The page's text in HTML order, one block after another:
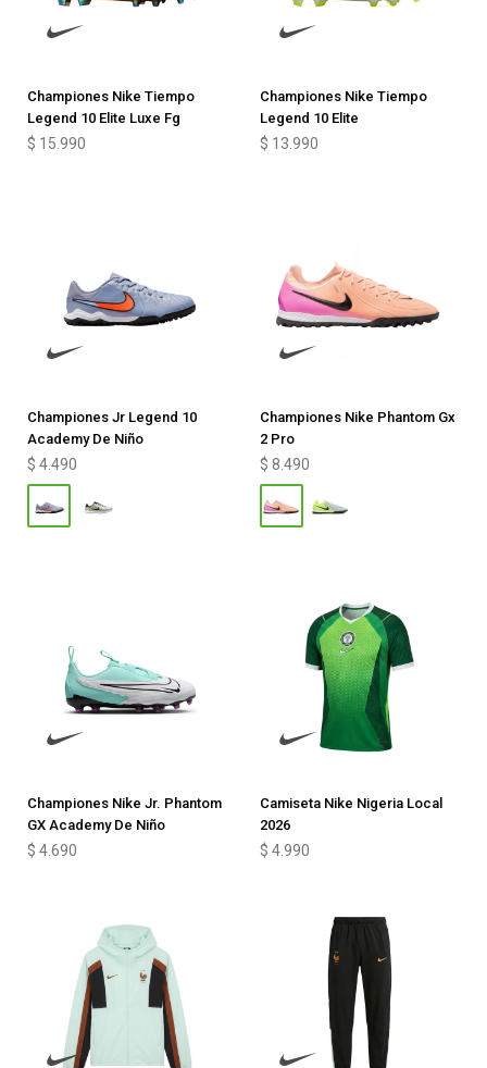
Championes Nike Tiempo
Legend 10 Elite Luxe Fg
$ 15.990
Championes Nike Tiempo
Legend 10 Elite
$ 13.990
Championes Jr Legend 10
Academy De Niño
$ 4.490
Championes Nike Phantom Gx
2 Pro
$ 8.490
Championes Nike Jr. Phantom
GX Academy De Niño
$ 4.690
Camiseta Nike Nigeria Local
2026
$ 4.990